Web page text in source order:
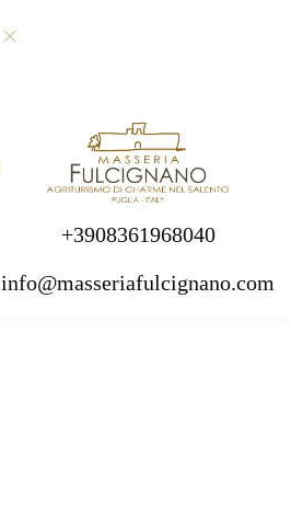
+3908361968040
info@masseriafulcignano.com